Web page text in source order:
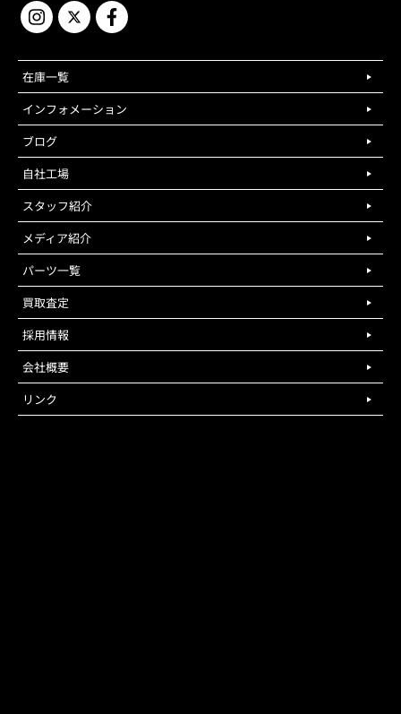
在庫一覧
インフォメーション
ブログ
自社工場
スタッフ紹介
メディア紹介
パーツ一覧
買取査定
採用情報
会社概要
リンク